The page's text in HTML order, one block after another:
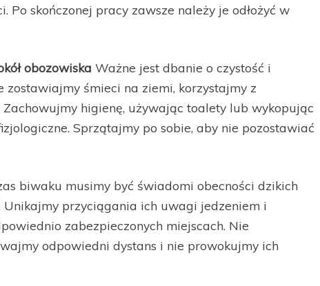
Po skończonej pracy zawsze należy je odłożyć w
obozowiska Ważne jest dbanie o czystość i
zostawiajmy śmieci na ziemi, korzystajmy z
higienę, używając toalety lub wykopując
Sprzątajmy po sobie, aby nie pozostawiać
biwaku musimy być świadomi obecności dzikich
Unikajmy przyciągania ich uwagi jedzeniem i
zabezpieczonych miejscach. Nie
odpowiedni dystans i nie prowokujmy ich